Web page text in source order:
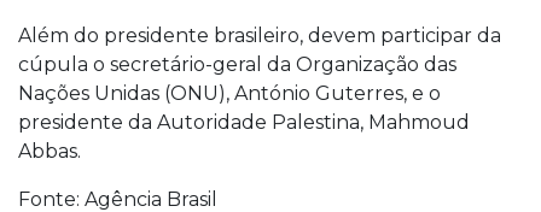
Além do presidente brasileiro, devem participar da
cúpula o secretário-geral da Organização das
Nações Unidas (ONU), António Guterres, e o
presidente da Autoridade Palestina, Mahmoud
Abbas.
Fonte: Agência Brasil